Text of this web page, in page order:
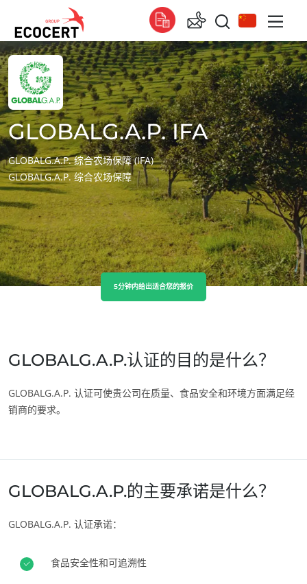
我们的服务
认证
培训
技术服务
ECOCERT
新闻
全球的
Global (法语)
Global (英语)
Global (西班牙语)
非洲
南非 (英语)
突尼斯 (法语)
亚洲
韩国 (韩语)
美国
墨西哥 (西班牙语)
秘鲁 (西班牙语)
GLOBALG.A.P. IFA
GLOBALG.A.P. 综合农场保障 (IFA)
GLOBALG.A.P. 综合农场保障
5分钟内给出适合您的报价
GLOBALG.A.P.认证的目的是什么？
GLOBALG.A.P. 认证可使贵公司在质量、食品安全和环境方面满足经
销商的要求。
GLOBALG.A.P.的主要承诺是什么？
GLOBALG.A.P. 认证承诺：
食品安全性和可追溯性